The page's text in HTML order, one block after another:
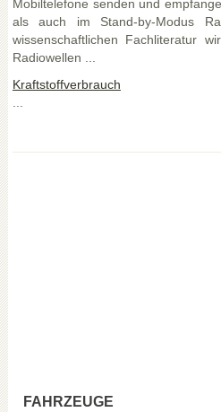
Mobiltelefone senden und
als auch im Stand-by-Modus
wissenschaftlichen Fachliteratur
Radiowellen ...
Kraftstoffverbrauch
...
FAHRZEUGE